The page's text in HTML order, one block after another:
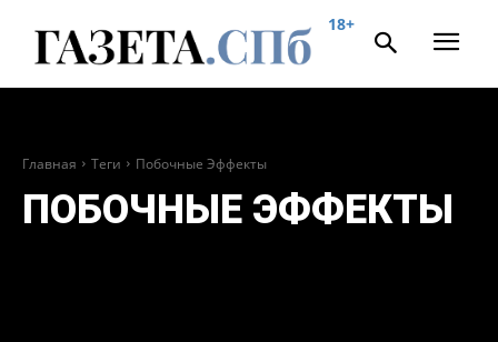
18+
Главная Теги Побочные Эффекты
ПОБОЧНЫЕ ЭФФЕКТЫ